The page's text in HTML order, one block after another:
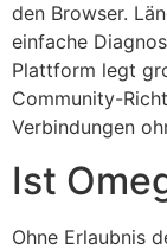
den Browser.
einfache
Plattform legt
Community-
Verbindungen
Ist
Ohne Erlaubnis